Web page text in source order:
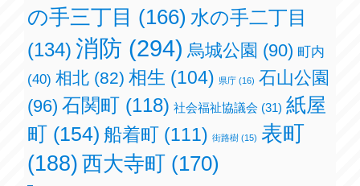
の手三丁目 (166) 水の手二丁目
(134) 消防 (294) 烏城公園 (90) 町内
(40) 相北(82) 相生 (104) 県庁(16) 石山公園
(96) 石関町(118) 社会福祉協議会 (31) 紙屋
町(154) 船着町(111) 街路樹(15) 表町
(188) 西大寺町 (170)